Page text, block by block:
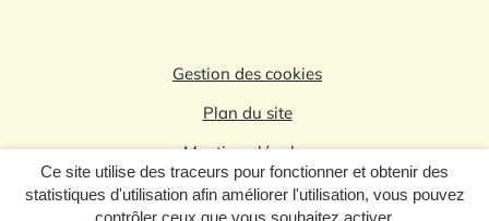
Ce site utilise des traceurs pour fonctionner et obtenir des
statistiques d'utilisation afin améliorer l'utilisation, vous pouvez
contrôler ceux que vous souhaitez activer.
Gestion des cookies
Plan du site
Mentions légales
Politique de confidentialité